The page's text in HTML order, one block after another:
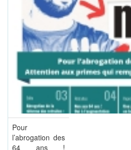
Pour
l’abrogation des
64 ans !